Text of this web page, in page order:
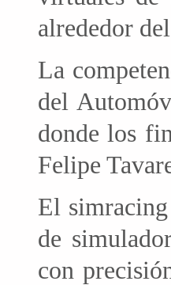
alrededor
La
del
donde los
Felipe
El
de
con